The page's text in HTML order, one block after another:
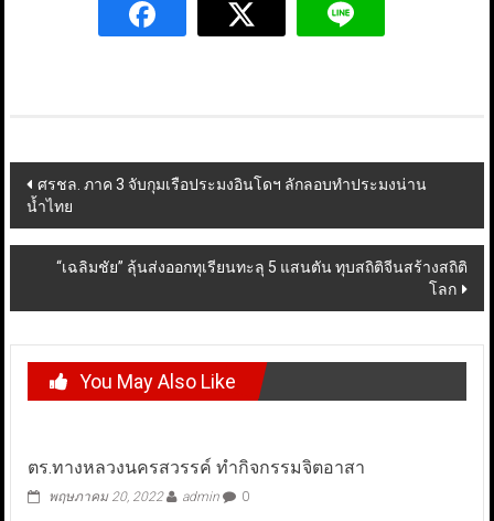
Post
navigation
ศรชล. ภาค 3 จับกุมเรือประมงอินโดฯ ลักลอบทำประมงน่าน
น้ำไทย
“เฉลิมชัย” ลุ้นส่งออกทุเรียนทะลุ 5 แสนตัน ทุบสถิติจีนสร้างสถิติ
โลก
You May Also Like
ตร.ทางหลวงนครสวรรค์ ทำกิจกรรมจิตอาสา
พฤษภาคม 20, 2022 admin 0